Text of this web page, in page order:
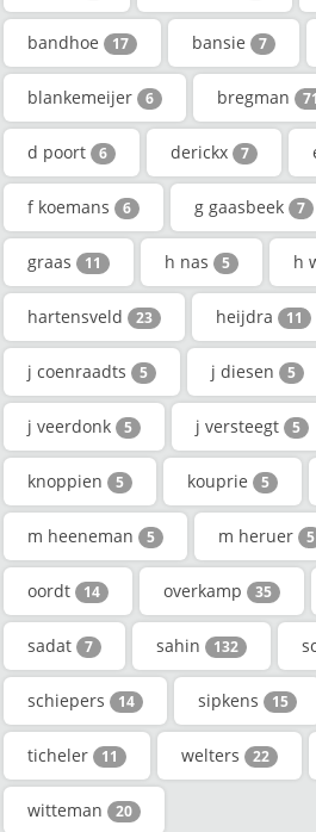
bandhoe 17 bansie 7
blankemeijer 6 bregman 71
d poort 6 derickx 7
f koemans 6 g gaasbeek 7
graas 11 h nas 5 h
hartensveld 23 heijdra 11
j coenraadts 5 j diesen 5
j veerdonk 5 j versteegt 5
knoppien 5 kouprie 5
m heeneman 5 m heruer 5
oordt 14 overkamp 35
sadat 7 sahin 132
schiepers 14 sipkens 15
ticheler 11 welters 22
witteman 20